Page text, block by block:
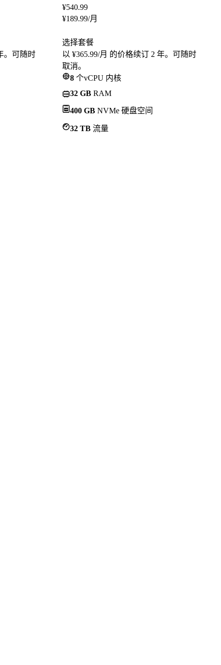
。可随时
¥540.99
¥189.99/月
选择套餐
以 ¥365.99/月 的价格续订 2 年。可随时
取消。
8 个vCPU 内核
32 GB RAM
400 GB NVMe 硬盘空间
32 TB 流量